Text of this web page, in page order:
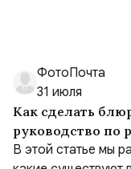
ФотоПочта
31 июля
Как сделать
руководство по
В этой статье мы